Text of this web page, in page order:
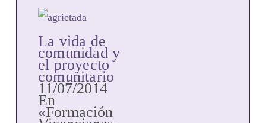
La vida de
comunidad y
el proyecto
comunitario
11/07/2014
En
«Formación